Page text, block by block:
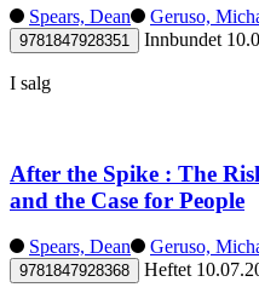
Spears, Dean Geruso,
9781847928351 Innbundet
I salg
After the Spike : The
and the Case for People
Spears, Dean Geruso,
9781847928368 Heftet